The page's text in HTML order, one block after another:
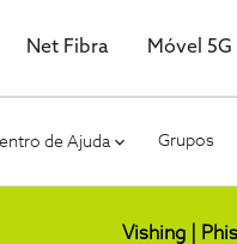
Net Fibra Móvel 5G
de Ajuda Grupos
Vishing |